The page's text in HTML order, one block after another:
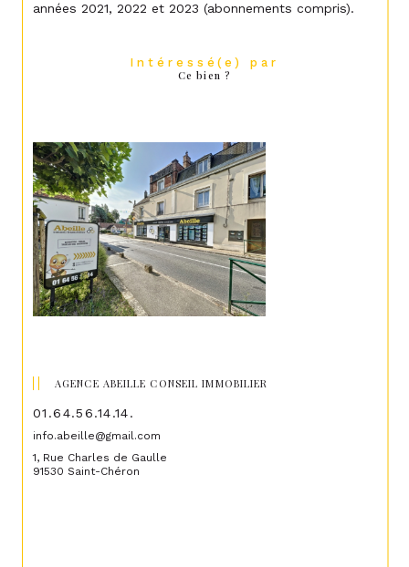
années 2021, 2022 et 2023 (abonnements compris).
Intéressé(e) par
Ce bien ?
AGENCE ABEILLE CONSEIL IMMOBILIER
01.64.56.14.14.
info.abeille@gmail.com
1, Rue Charles de Gaulle
91530 Saint-Chéron